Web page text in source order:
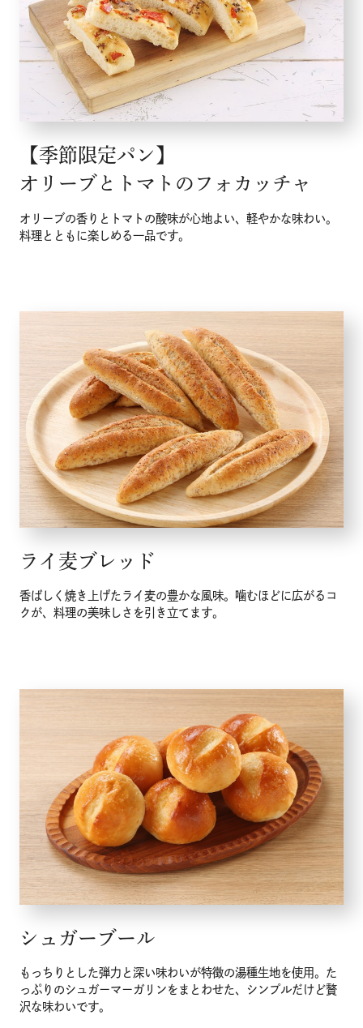
【季節限定パン】
オリーブとトマトのフォカッチャ
オリーブの香りとトマトの酸味が心地よい、軽やかな味わい。
料理とともに楽しめる一品です。
ライ麦ブレッド
香ばしく焼き上げたライ麦の豊かな風味。噛むほどに広がるコ
クが、料理の美味しさを引き立てます。
シュガーブール
もっちりとした弾力と深い味わいが特徴の湯種生地を使用。た
っぷりのシュガーマーガリンをまとわせた、シンプルだけど贅
沢な味わいです。